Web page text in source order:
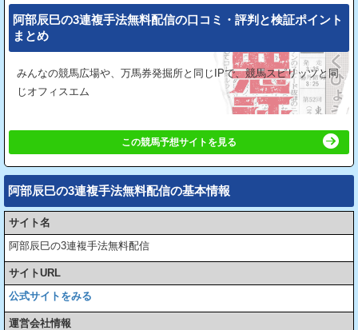
阿部辰巳の3連複手法無料配信の⼝コミ・評判と検証ポイント
まとめ
みんなの競馬広場や、万馬券発掘所と同じIPで、競馬スピリッツと同
じオフィスエム
この競馬予想サイトを見る
阿部辰巳の3連複手法無料配信の基本情報
サイト名
阿部辰巳の3連複手法無料配信
サイトURL
公式サイトをみる
運営会社情報